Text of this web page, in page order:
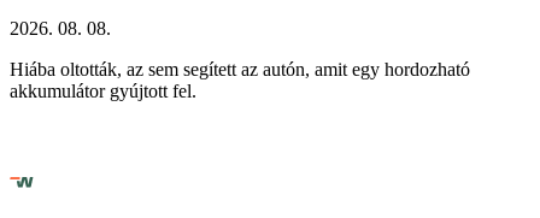
2026. 08. 08.
Hiába oltották, az sem segített az autón, amit egy hordozható
akkumulátor gyújtott fel.